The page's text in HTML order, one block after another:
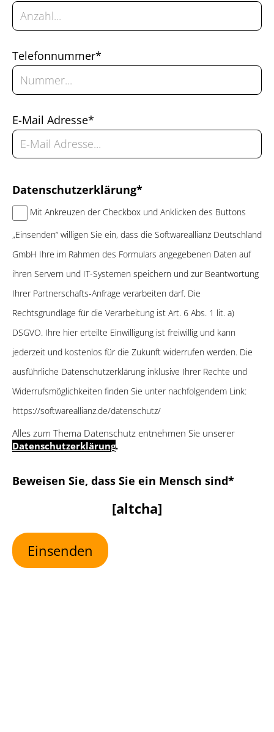
Telefonnummer*
E-Mail Adresse*
Datenschutzerklärung*
Mit Ankreuzen der Checkbox und Anklicken des Buttons
„Einsenden“ willigen Sie ein, dass die Softwareallianz Deutschland
GmbH Ihre im Rahmen des Formulars angegebenen Daten auf
ihren Servern und IT-Systemen speichern und zur Beantwortung
Ihrer Partnerschafts-Anfrage verarbeiten darf. Die
Rechtsgrundlage für die Verarbeitung ist Art. 6 Abs. 1 lit. a)
DSGVO. Ihre hier erteilte Einwilligung ist freiwillig und kann
jederzeit und kostenlos für die Zukunft widerrufen werden. Die
ausführliche Datenschutzerklärung inklusive Ihrer Rechte und
Widerrufsmöglichkeiten finden Sie unter nachfolgendem Link:
https://softwareallianz.de/datenschutz/
Alles zum Thema Datenschutz entnehmen Sie unserer
Datenschutzerklärung.
Bitte lasse dieses Feld
Beweisen Sie, dass Sie ein Mensch sind*
[altcha]